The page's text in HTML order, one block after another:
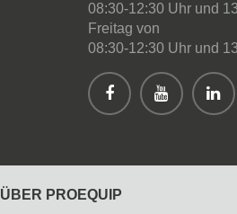
08:30-12:30 Uhr und
Freitag von
08:30-12:30 Uhr und
ÜBER PROEQUIP